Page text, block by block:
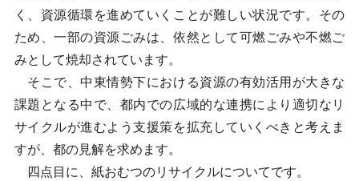
く、資源循環を進めていくことが難しい状況です。その
ため、一部の資源ごみは、依然として可燃ごみや不燃ご
みとして焼却されています。
そこで、中東情勢下における資源の有効活用が大きな
課題となる中で、都内での広域的な連携により適切なリ
サイクルが進むよう支援策を拡充していくべきと考えま
すが、都の見解を求めます。
四点目に、紙おむつのリサイクルについてです。